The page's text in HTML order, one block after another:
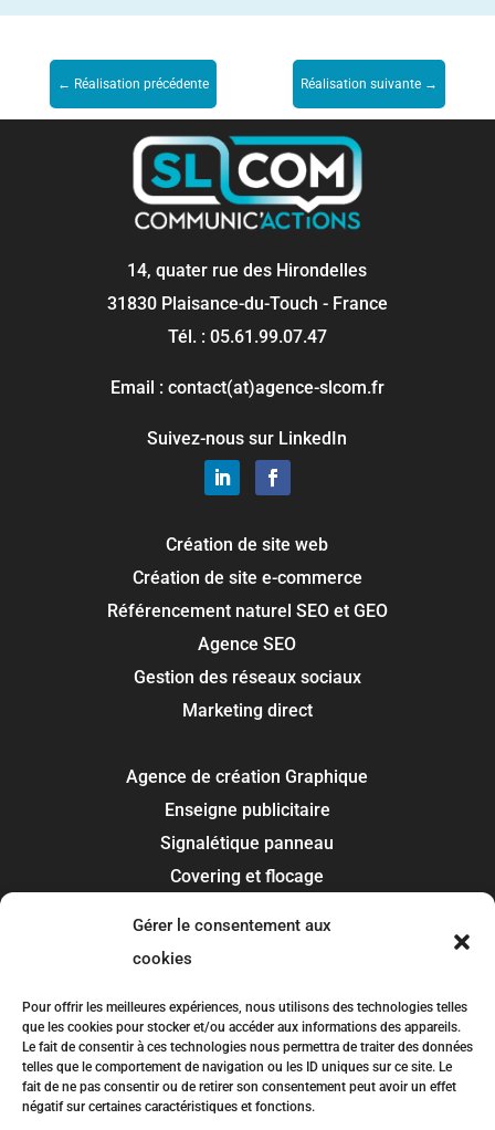
Gérer le consentement aux
cookies
Pour offrir les meilleures expériences, nous utilisons des technologies telles
que les cookies pour stocker et/ou accéder aux informations des appareils.
Le fait de consentir à ces technologies nous permettra de traiter des données
telles que le comportement de navigation ou les ID uniques sur ce site. Le
fait de ne pas consentir ou de retirer son consentement peut avoir un effet
négatif sur certaines caractéristiques et fonctions.
← Réalisation précédente Réalisation suivante →
14, quater rue des Hirondelles
31830 Plaisance-du-Touch - France
Tél. : 05.61.99.07.47
Email : contact(at)agence-slcom.fr
Suivez-nous sur LinkedIn
Création de site web
Création de site e-commerce
Référencement naturel SEO et GEO
Agence SEO
Gestion des réseaux sociaux
Marketing direct
Agence de création Graphique
Enseigne publicitaire
Signalétique panneau
Covering et flocage
Toulouse
Colomiers
Blagnac
Tournefeuille